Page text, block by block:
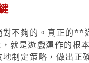
對不夠的。真正的
就是遊戲運作的根
制定策略，做出